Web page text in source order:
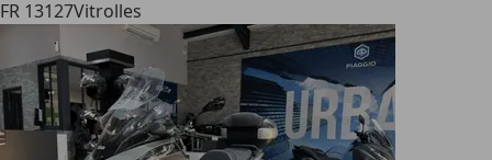
FR 13127Vitrolles